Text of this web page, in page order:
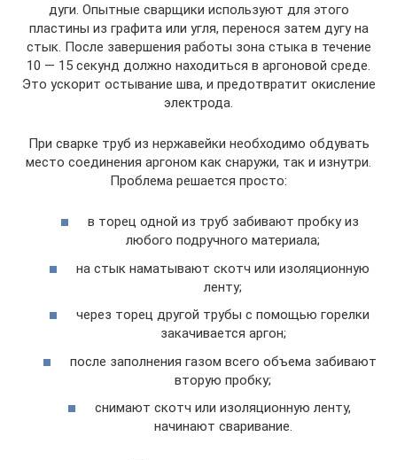
дуги. Опытные сварщики используют для этого
пластины из графита или угля, перенося затем дугу на
стык. После завершения работы зона стыка в течение
10 — 15 секунд должно находиться в аргоновой среде.
Это ускорит остывание шва, и предотвратит окисление
электрода.
При сварке труб из нержавейки необходимо обдувать
место соединения аргоном как снаружи, так и изнутри.
Проблема решается просто:
в торец одной из труб забивают пробку из
любого подручного материала;
на стык наматывают скотч или изоляционную
ленту;
через торец другой трубы с помощью горелки
закачивается аргон;
после заполнения газом всего объема забивают
вторую пробку;
снимают скотч или изоляционную ленту,
начинают сваривание.